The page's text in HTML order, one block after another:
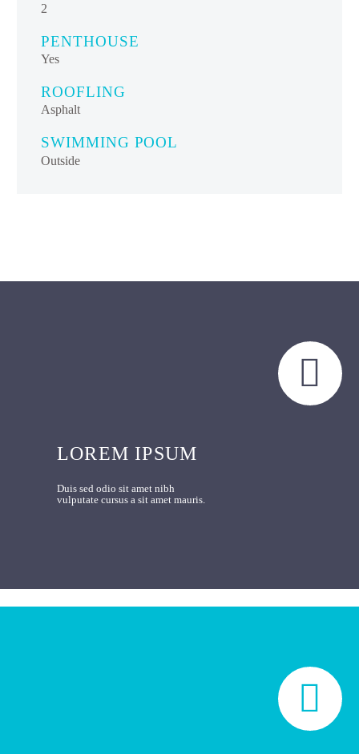
2
PENTHOUSE
Yes
ROOFLING
Asphalt
SWIMMING POOL
Outside


LOREM IPSUM
Duis sed odio sit amet nibh
vulputate cursus a sit amet mauris.

